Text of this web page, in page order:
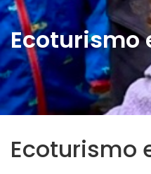
Ecoturismo
Ecoturismo